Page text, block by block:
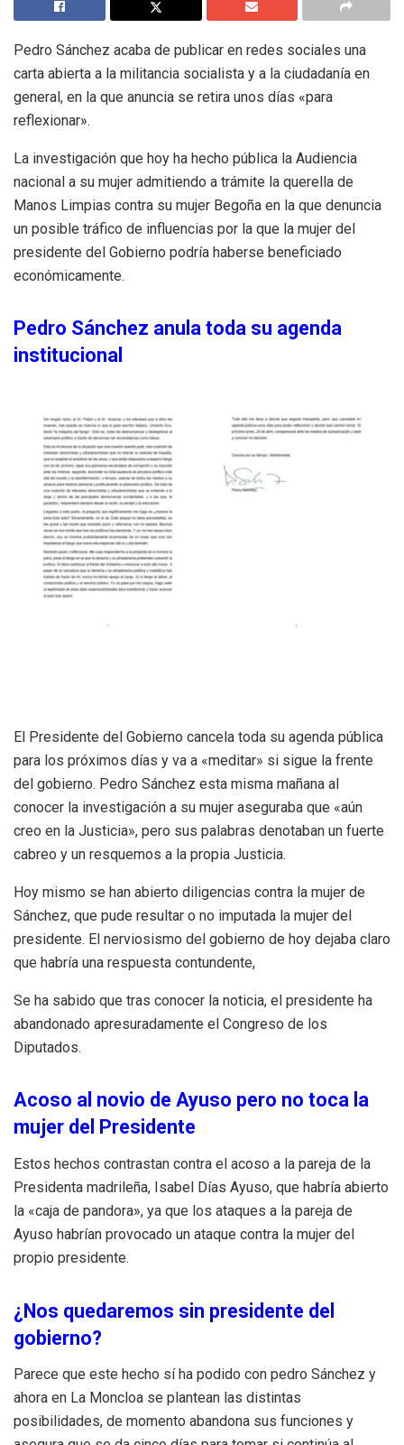
Pedro Sánchez acaba de publicar en redes sociales una
carta abierta a la militancia socialista y a la ciudadanía en
general, en la que anuncia se retira unos días «para
reflexionar».
La investigación que hoy ha hecho pública la Audiencia
nacional a su mujer admitiendo a trámite la querella de
Manos Limpias contra su mujer Begoña en la que denuncia
un posible tráfico de influencias por la que la mujer del
presidente del Gobierno podría haberse beneficiado
económicamente.
Pedro Sánchez anula toda su agenda
institucional
El Presidente del Gobierno cancela toda su agenda pública
para los próximos días y va a «meditar» si sigue la frente
del gobierno. Pedro Sánchez esta misma mañana al
conocer la investigación a su mujer aseguraba que «aún
creo en la Justicia», pero sus palabras denotaban un fuerte
cabreo y un resquemos a la propia Justicia.
Hoy mismo se han abierto diligencias contra la mujer de
Sánchez, que pude resultar o no imputada la mujer del
presidente. El nerviosismo del gobierno de hoy dejaba claro
que habría una respuesta contundente,
Se ha sabido que tras conocer la noticia, el presidente ha
abandonado apresuradamente el Congreso de los
Diputados.
Acoso al novio de Ayuso pero no toca la
mujer del Presidente
Estos hechos contrastan contra el acoso a la pareja de la
Presidenta madrileña, Isabel Días Ayuso, que habría abierto
la «caja de pandora», ya que los ataques a la pareja de
Ayuso habrían provocado un ataque contra la mujer del
propio presidente.
¿Nos quedaremos sin presidente del
gobierno?
Parece que este hecho sí ha podido con pedro Sánchez y
ahora en La Moncloa se plantean las distintas
posibilidades, de momento abandona sus funciones y